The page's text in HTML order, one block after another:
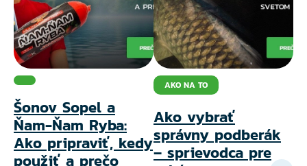
Šonov Sopel a
Ňam-Ňam Ryba:
Ako pripraviť, kedy
použiť a prečo
AKO NA TO
Ako vybrať
správny podberák
– sprievodca pre